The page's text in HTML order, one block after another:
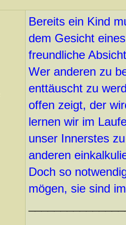
Bereits ein Kind
dem Gesicht
freundliche
Wer anderen zu
enttäuscht zu
offen zeigt, der
lernen wir im
unser Innerstes
anderen
Doch so
mögen, sie sind